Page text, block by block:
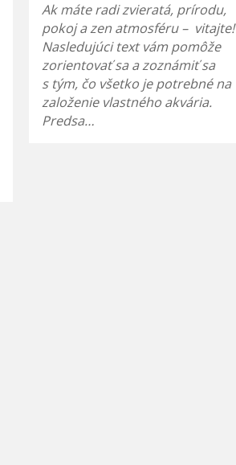
Ak máte radi zvieratá, prírodu,
pokoj a zen atmosféru – vitajte!
Nasledujúci text vám pomôže
zorientovať sa a zoznámiť sa
s tým, čo všetko je potrebné na
založenie vlastného akvária.
Predsa…